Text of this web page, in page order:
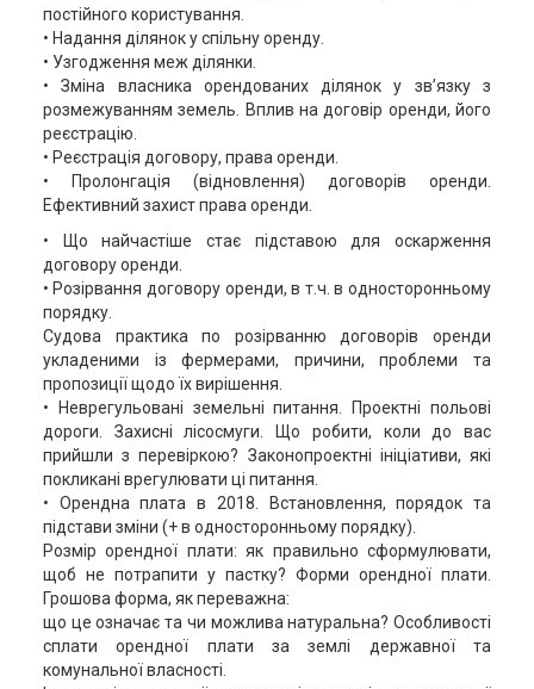
постійного користування.
• Надання ділянок у спільну оренду.
• Узгодження меж ділянки.
• Зміна власника орендованих ділянок у зв’язку з
розмежуванням земель. Вплив на договір оренди, його
реєстрацію.
• Реєстрація договору, права оренди.
• Пролонгація (відновлення) договорів оренди.
Ефективний захист права оренди.
• Що найчастіше стає підставою для оскарження
договору оренди.
• Розірвання договору оренди, в т.ч. в односторонньому
порядку.
Судова практика по розірванню договорів оренди
укладеними із фермерами, причини, проблеми та
пропозиції щодо їх вирішення.
• Неврегульовані земельні питання. Проектні польові
дороги. Захисні лісосмуги. Що робити, коли до вас
прийшли з перевіркою? Законопроектні ініціативи, які
покликані врегулювати ці питання.
• Орендна плата в 2018. Встановлення, порядок та
підстави зміни (+ в односторонньому порядку).
Розмір орендної плати: як правильно сформулювати,
щоб не потрапити у пастку? Форми орендної плати.
Грошова форма, як переважна:
що це означає та чи можлива натуральна? Особливості
сплати орендної плати за землі державної та
комунальної власності.